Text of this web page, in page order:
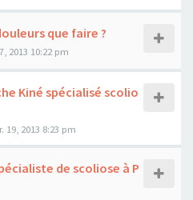
que faire ?
2013 10:22 pm
Kiné spécialisé scolio
19, 2013 8:23 pm
de scoliose à P